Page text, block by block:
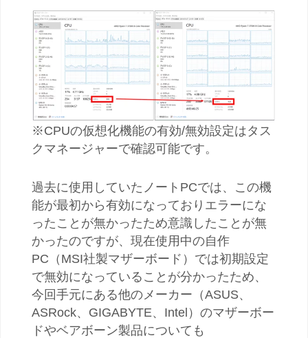
※CPUの仮想化機能の有効/無効設定はタス
クマネージャーで確認可能です。
過去に使用していたノートPCでは、この機
能が最初から有効になっておりエラーにな
ったことが無かったため意識したことが無
かったのですが、現在使用中の自作
PC（MSI社製マザーボード）では初期設定
で無効になっていることが分かったため、
今回手元にある他のメーカー（ASUS、
ASRock、GIGABYTE、Intel）のマザーボー
ドやベアボーン製品についても